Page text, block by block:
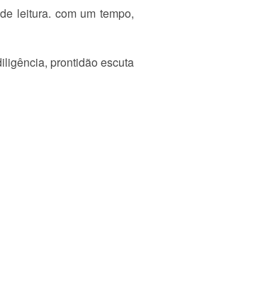
leitura. com um tempo,
prontidão escuta